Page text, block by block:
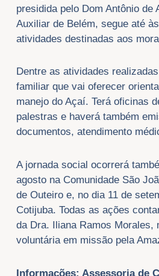
presidida pelo Dom Antônio de
Auxiliar de Belém, segue até
atividades destinadas aos
Dentre as atividades
familiar que vai oferecer
manejo do Açaí. Terá oficinas
palestras e haverá também
documentos, atendimento
A jornada social ocorrerá
agosto na Comunidade São
de Outeiro e, no dia 11 de
Cotijuba. Todas as ações
da Dra. Iliana Ramos Morales,
voluntária em missão pela
Informações: Assessoria de